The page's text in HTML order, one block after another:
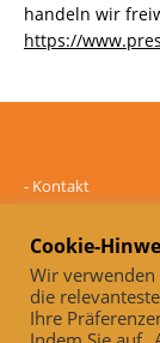
handeln wir
https://
- Kontakt
Datenschutz
-Impressum
Online und
Cookie-
Wir verwenden
die
Ihre